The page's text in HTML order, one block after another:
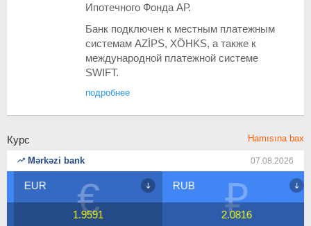
Ипотечного Фонда АР.
Банк подключен к местным платежным
системам AZİPS, XÖHKS, а также к
международной платежной системе
SWIFT.
подробнее
Курс Hamısına bax
Mərkəzi bank 07.08.2026
€
EUR
1.9591 ₽
RUB
2.0816